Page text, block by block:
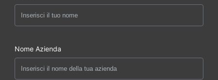
Nome Azienda